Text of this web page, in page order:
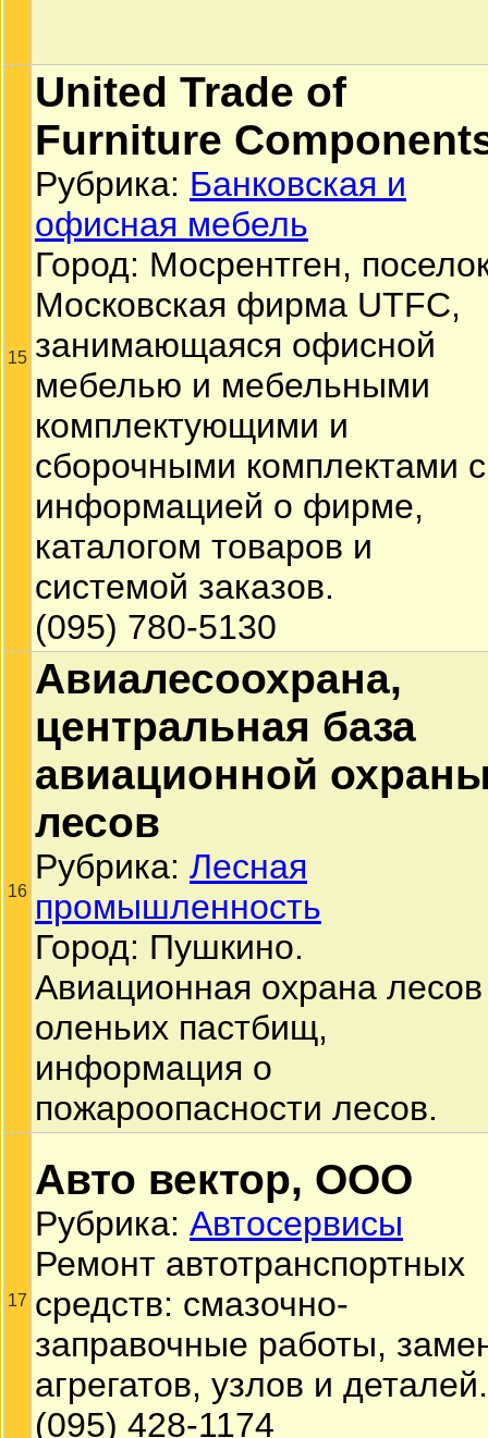
15
United Trade of
Furniture
Рубрика: Банковская и
офисная мебель
Город: Мосрентген,
Московская фирма UTFC,
занимающаяся офисной
мебелью и мебельными
комплектующими и
сборочными комплектами с
информацией о фирме,
каталогом товаров и
системой заказов.
(095) 780-5130
16
Авиалесоохрана,
центральная база
авиационной
лесов
Рубрика: Лесная
промышленность
Город: Пушкино.
Авиационная охрана
оленьих пастбищ,
информация о
пожароопасности лесов.
17
Авто вектор, ООО
Рубрика: Автосервисы
Ремонт автотранспортных
средств: смазочно-
заправочные работы,
агрегатов, узлов и деталей.
(095) 428-1174